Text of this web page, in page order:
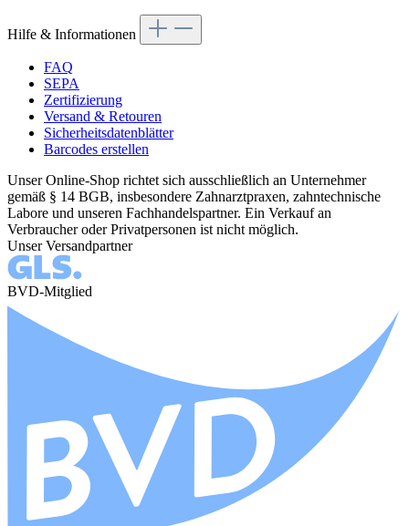
Hilfe & Informationen
FAQ
SEPA
Zertifizierung
Versand & Retouren
Sicherheitsdatenblätter
Barcodes erstellen
Unser Online-Shop richtet sich ausschließlich an Unternehmer
gemäß § 14 BGB, insbesondere Zahnarztpraxen, zahntechnische
Labore und unseren Fachhandelspartner. Ein Verkauf an
Verbraucher oder Privatpersonen ist nicht möglich.
Unser Versandpartner
BVD-Mitglied